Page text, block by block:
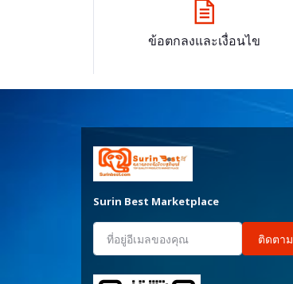
ข้อตกลงและเงื่อนไข
Surin Best Marketplace
ติดตาม